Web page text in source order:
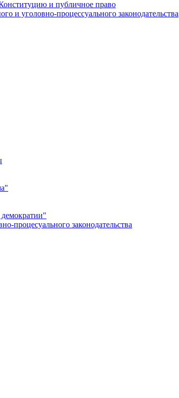
и публичное право
и уголовно-процессуального законодательства
процесуального законодательства